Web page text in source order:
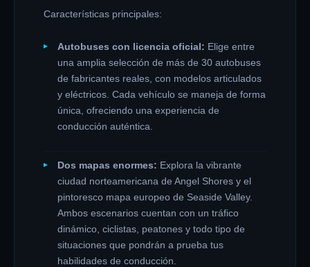
Características principales:
Autobuses con licencia oficial: Elige entre
una amplia selección de más de 30 autobuses
de fabricantes reales, con modelos articulados
y eléctricos. Cada vehículo se maneja de forma
única, ofreciendo una experiencia de
conducción auténtica.
Dos mapas enormes: Explora la vibrante
ciudad norteamericana de Angel Shores y el
pintoresco mapa europeo de Seaside Valley.
Ambos escenarios cuentan con un tráfico
dinámico, ciclistas, peatones y todo tipo de
situaciones que pondrán a prueba tus
habilidades de conducción.